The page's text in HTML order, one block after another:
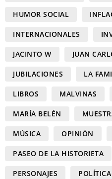
HUMOR SOCIAL
INTERNACIONALES
JACINTO W JUAN
JUBILACIONES LA
LIBROS MALVINAS
MARÍA BELÉN
MÚSICA OPINIÓN
PASEO DE LA HISTORIETA
PERSONAJES POLÍTICA